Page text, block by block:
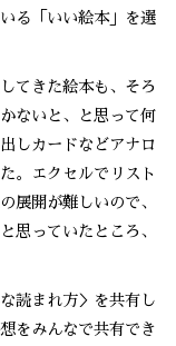
る「いい絵本」を選
てきた絵本も、そろ
ないと、と思って何
しカードなどアナロ
。エクセルでリスト
展開が難しいので、
思っていたところ、
読まれ方＞を共有し
をみんなで共有でき